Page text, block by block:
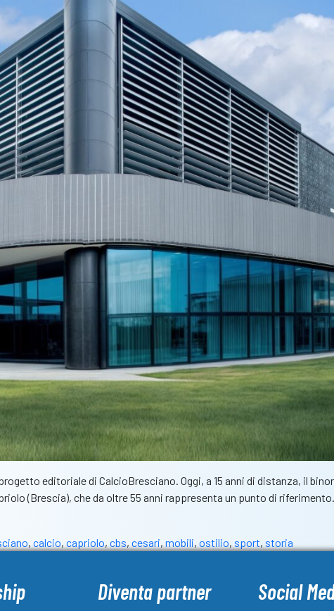
editoriale di CalcioBresciano. Oggi, a 15 anni di distanza, il
(Brescia), che da oltre 55 anni rappresenta un punto di
, calcio, capriolo, cbs, cesari, mobili, ostilio, sport, storia
Diventa partner Social